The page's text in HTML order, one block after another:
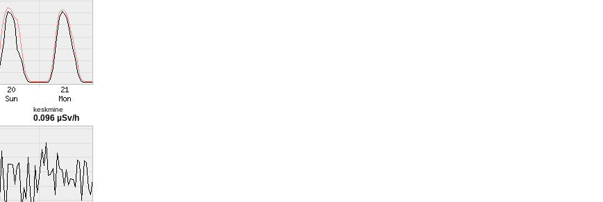
keskmine
0.096 µSv/h